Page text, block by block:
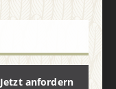
Jetzt anfordern